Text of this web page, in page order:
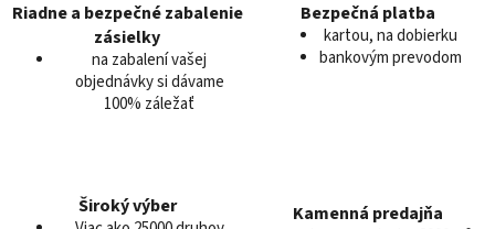
Riadne a bezpečné zabalenie
zásielky
na zabalení vašej
objednávky si dávame
100% záležať
Bezpečná platba
kartou, na dobierku
bankovým prevodom
Široký výber Kamenná predajňa